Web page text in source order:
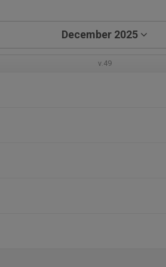
December 2025
v.49